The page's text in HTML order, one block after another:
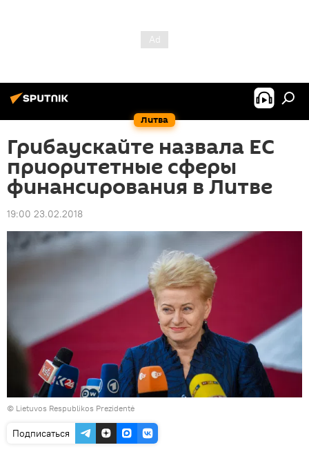
Литва
Грибаускайте назвала ЕС
приоритетные сферы
финансирования в Литве
19:00 23.02.2018
© Lietuvos Respublikos Prezidentė
Подписаться